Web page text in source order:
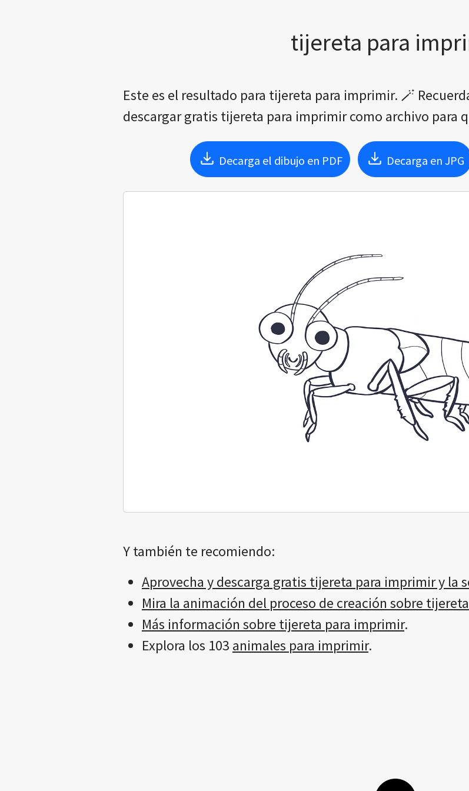
tijereta para
Este es el resultado para tijereta para imprimir. 🪄
descargar gratis tijereta para imprimir como archivo para
Decarga el dibujo en PDF Decarga en JPG
Y también te recomiendo:
Aprovecha y descarga gratis tijereta para imprimir y la
Mira la animación del proceso de creación sobre
Más información sobre tijereta para imprimir.
Explora los 103 animales para imprimir.